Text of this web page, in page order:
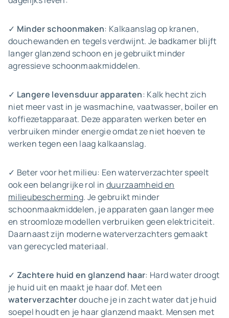
✓ Minder schoonmaken: Kalkaanslag op kranen,
douchewanden en tegels verdwijnt. Je badkamer blijft
langer glanzend schoon en je gebruikt minder
agressieve schoonmaakmiddelen.
✓ Langere levensduur apparaten: Kalk hecht zich
niet meer vast in je wasmachine, vaatwasser, boiler en
koffiezetapparaat. Deze apparaten werken beter en
verbruiken minder energie omdat ze niet hoeven te
werken tegen een laag kalkaanslag.
✓ Beter voor het milieu: Een waterverzachter speelt
ook een belangrijke rol in duurzaamheid en
milieubescherming. Je gebruikt minder
schoonmaakmiddelen, je apparaten gaan langer mee
en stroomloze modellen verbruiken geen elektriciteit.
Daarnaast zijn moderne waterverzachters gemaakt
van gerecycled materiaal.
✓ Zachtere huid en glanzend haar: Hard water droogt
je huid uit en maakt je haar dof. Met een
waterverzachterdouche je in zacht water dat je huid
soepel houdt en je haar glanzend maakt. Mensen met